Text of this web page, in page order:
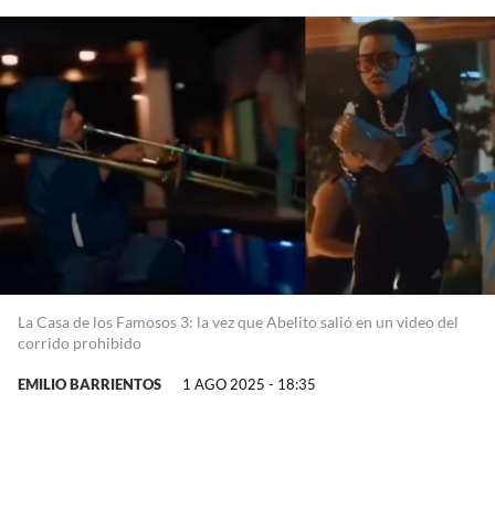
La Casa de los Famosos 3: la vez que Abelito salió en un video del
corrido prohibido
EMILIO BARRIENTOS 1 AGO 2025 - 18:35